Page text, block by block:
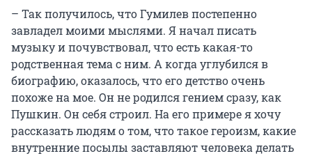
– Так получилось, что Гумилев постепенно
завладел моими мыслями. Я начал писать
музыку и почувствовал, что есть какая-то
родственная тема с ним. А когда углубился в
биографию, оказалось, что его детство очень
похоже на мое. Он не родился гением сразу, как
Пушкин. Он себя строил. На его примере я хочу
рассказать людям о том, что такое героизм, какие
внутренние посылы заставляют человека делать